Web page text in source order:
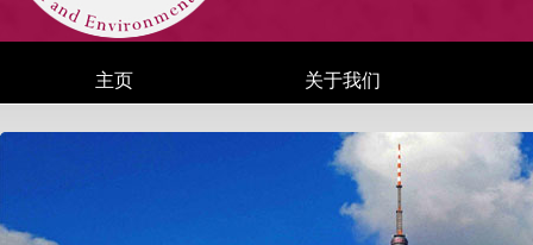
主页 关于我们